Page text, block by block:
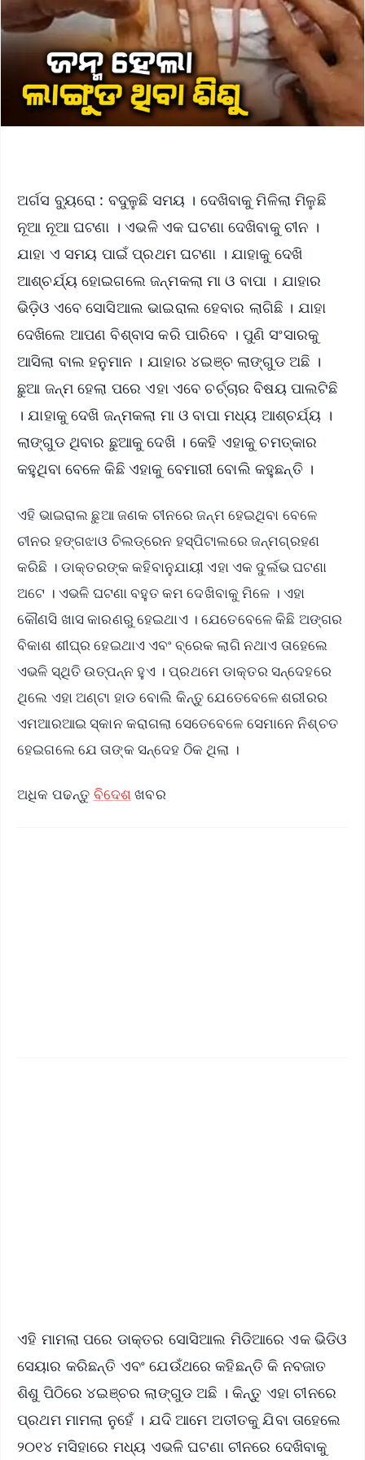
ଅର୍ଗସ ବ୍ୟୁରୋ : ବଦୁଳୁଛି ସମୟ । ଦେଖିବାକୁ ମିଳିଲା ମିଳୁଛି
ନୂଆ ନୂଆ ଘଟଣା । ଏଭଳି ଏକ ଘଟଣା ଦେଖିବାକୁ ଚୀନ ।
ଯାହା ଏ ସମୟ ପାଇଁ ପ୍ରଥମ ଘଟଣା । ଯାହାକୁ ଦେଖି
ଆଶ୍ଚର୍ଯ୍ୟ ହୋଇଗଲେ ଜନ୍ମକଲା ମା ଓ ବାପା । ଯାହାର
ଭିଡ଼ିଓ ଏବେ ସୋସିଆଲ ଭାଇରାଲ ହେବାର ଲାଗିଛି । ଯାହା
ଦେଖିଲେ ଆପଣ ବିଶ୍ବାସ କରି ପାରିବେ । ପୁଣି ସଂସାରକୁ
ଆସିଲା ବାଲ ହନୁମାନ । ଯାହାର ୪ଇଞ୍ଚ ଲାଙ୍ଗୁଡ ଅଛି ।
ଛୁଆ ଜନ୍ମ ହେଲା ପରେ ଏହା ଏବେ ଚର୍ଚ୍ଚାର ବିଷୟ ପାଲଟିଛି
। ଯାହାକୁ ଦେଖି ଜନ୍ମକଲା ମା ଓ ବାପା ମଧ୍ୟ ଆଶ୍ଚର୍ଯ୍ୟ ।
ଲାଙ୍ଗୁଡ ଥିବାର ଛୁଆକୁ ଦେଖି । କେହି ଏହାକୁ ଚମତ୍କାର
କହୁଥିବା ବେଳେ କିଛି ଏହାକୁ ବେମାରୀ ବୋଲି କହୁଛନ୍ତି ।
ଏହି ଭାଇରାଲ ଛୁଆ ଜଣକ ଚୀନରେ ଜନ୍ମ ହେଇଥିବା ବେଳେ
ଚୀନର ହଙ୍ଗଝାଓ ଚିଲଡ୍ରେନ ହସ୍ପିଟାଲରେ ଜନ୍ମଗ୍ରହଣ
କରିଛି । ଡାକ୍ତରଙ୍କ କହିବାନୁଯାୟୀ ଏହା ଏକ ଦୁର୍ଲଭ ଘଟଣା
ଅଟେ । ଏଭଳି ଘଟଣା ବହୁତ କମ ଦେଖିବାକୁ ମିଳେ । ଏହା
କୌଣସି ଖାସ କାରଣରୁ ହେଇଥାଏ । ଯେତେବେଳେ କିଛି ଅଙ୍ଗର
ବିକାଶ ଶୀଘ୍ର ହେଇଥାଏ ଏବଂ ବ୍ରେକ ଲାଗି ନଥାଏ ତାହେଲେ
ଏଭଳି ସ୍ଥିତି ଉତ୍ପନ୍ନ ହୁଏ । ପ୍ରଥମେ ଡାକ୍ତର ସନ୍ଦେହରେ
ଥିଲେ ଏହା ଅଣ୍ଟା ହାଡ ବୋଲି କିନ୍ତୁ ଯେତେବେଳେ ଶରୀରର
ଏମଆରଆଇ ସ୍କାନ କରାଗଲା ସେତେବେଳେ ସେମାନେ ନିଶ୍ଚତ
ହେଇଗଲେ ଯେ ତାଙ୍କ ସନ୍ଦେହ ଠିକ ଥିଲା ।
ଅଧିକ ପଢନ୍ତୁ ବିଦେଶ ଖବର
ଏହି ମାମଲା ପରେ ଡାକ୍ତର ସୋସିଆଲ ମିଡିଆରେ ଏକ ଭିଡିଓ
ସେୟାର କରିଛନ୍ତି ଏବଂ ଯେଉଁଥରେ କହିଛନ୍ତି କି ନବଜାତ
ଶିଶୁ ପିଠିରେ ୪ଇଞ୍ଚର ଲାଙ୍ଗୁଡ ଅଛି । କିନ୍ତୁ ଏହା ଚୀନରେ
ପ୍ରଥମ ମାମଲା ନୁହେଁ । ଯଦି ଆମେ ଅତୀତକୁ ଯିବା ତାହେଲେ
୨୦୧୪ ମସିହାରେ ମଧ୍ୟ ଏଭଳି ଘଟଣା ଚୀନରେ ଦେଖିବାକୁ